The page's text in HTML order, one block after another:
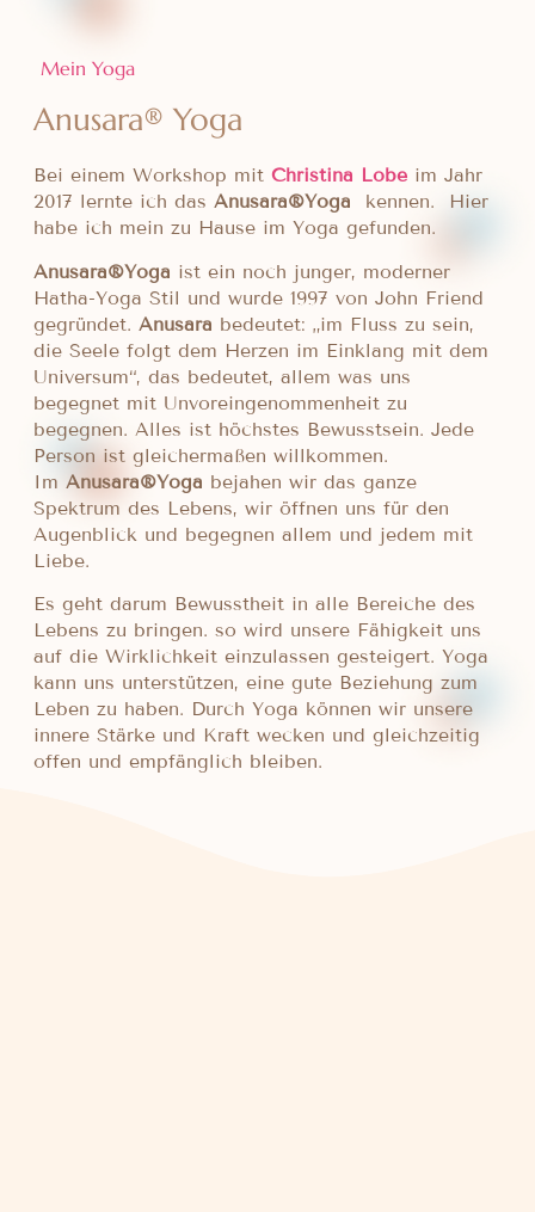
Mein Yoga
Anusara® Yoga
Bei einem Workshop mit Christina Lobeim Jahr
2017 lernte ich das Anusara®Yoga
kennen. Hier
habe ich mein zu Hause im Yoga gefunden.
Anusara®Yoga ist ein noch junger, moderner
Hatha-Yoga Stil und wurde 1997 von John Friend
gegründet. Anusara bedeutet: „im Fluss zu sein,
die Seele folgt dem Herzen im Einklang mit dem
Universum“, das bedeutet, allem was uns
begegnet mit Unvoreingenommenheit zu
begegnen. Alles ist höchstes Bewusstsein. Jede
Person ist gleichermaßen willkommen.
Im Anusara®Yoga bejahen wir das ganze
Spektrum des Lebens, wir öffnen uns für den
Augenblick und begegnen allem und jedem mit
Liebe.
Es geht darum Bewusstheit in alle Bereiche des
Lebens zu bringen. so wird unsere Fähigkeit uns
auf die Wirklichkeit einzulassen gesteigert. Yoga
kann uns unterstützen, eine gute Beziehung zum
Leben zu haben. Durch Yoga können wir unsere
innere Stärke und Kraft wecken und gleichzeitig
offen und empfänglich bleiben.